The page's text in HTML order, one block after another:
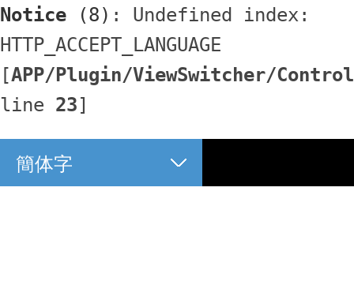
Notice (8) : Undefined index:
HTTP_ACCEPT_LANGUAGE
[APP/Plugin/ViewSwitcher/
line 23]
簡体字